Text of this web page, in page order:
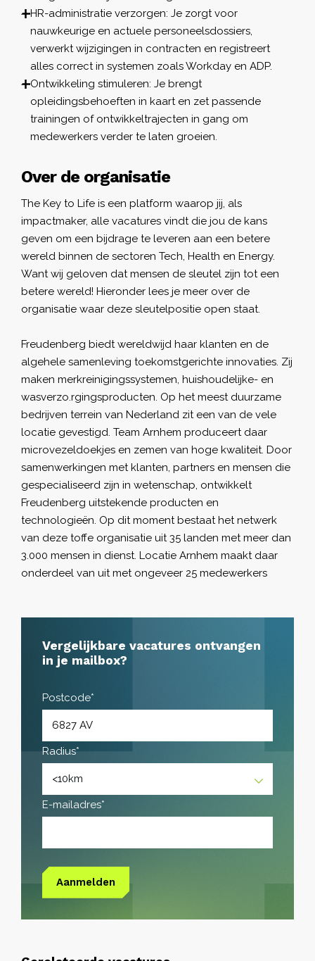
HR-administratie verzorgen: Je zorgt voor
nauwkeurige en actuele personeelsdossiers,
verwerkt wijzigingen in contracten en registreert
alles correct in systemen zoals Workday en ADP.
Ontwikkeling stimuleren: Je brengt
opleidingsbehoeften in kaart en zet passende
trainingen of ontwikkeltrajecten in gang om
medewerkers verder te laten groeien.
Over de organisatie
The Key to Life is een platform waarop jij, als
impactmaker, alle vacatures vindt die jou de kans
geven om een bijdrage te leveren aan een betere
wereld binnen de sectoren Tech, Health en Energy.
Want wij geloven dat mensen de sleutel zijn tot een
betere wereld! Hieronder lees je meer over de
organisatie waar deze sleutelpositie open staat.
Freudenberg biedt wereldwijd haar klanten en de
algehele samenleving toekomstgerichte innovaties. Zij
maken merkreinigingssystemen, huishoudelijke- en
wasverzo.rgingsproducten. Op het meest duurzame
bedrijven terrein van Nederland zit een van de vele
locatie gevestigd. Team Arnhem produceert daar
microvezeldoekjes en zemen van hoge kwaliteit. Door
samenwerkingen met klanten, partners en mensen die
gespecialiseerd zijn in wetenschap, ontwikkelt
Freudenberg uitstekende producten en
technologieën. Op dit moment bestaat het netwerk
van deze toffe organisatie uit 35 landen met meer dan
3.000 mensen in dienst. Locatie Arnhem maakt daar
onderdeel van uit met ongeveer 25 medewerkers
Vergelijkbare vacatures ontvangen
in je mailbox?
Postcode*
Radius*
E-mailadres*
Aanmelden